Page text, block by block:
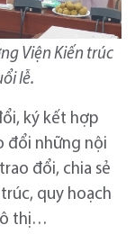
Viện Kiến trúc
lễ.
ký kết hợp
đổi những nội
đổi, chia sẻ
quy hoạch
thị…